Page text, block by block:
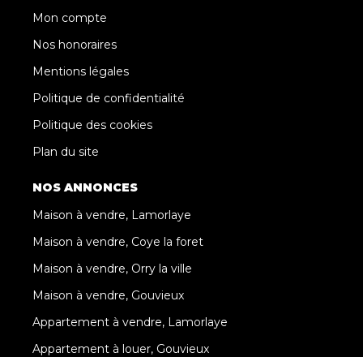
Mon compte
Nos honoraires
Mentions légales
Politique de confidentialité
Politique des cookies
Plan du site
NOS ANNONCES
Maison à vendre, Lamorlaye
Maison à vendre, Coye la foret
Maison à vendre, Orry la ville
Maison à vendre, Gouvieux
Appartement à vendre, Lamorlaye
Appartement à louer, Gouvieux